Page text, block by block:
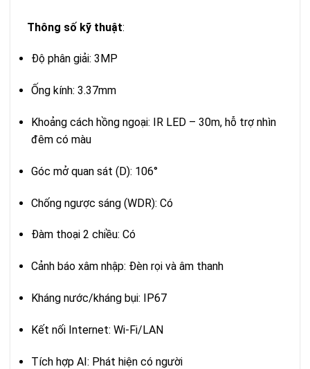
Thông số kỹ thuật:
Độ phân giải: 3MP
Ống kính: 3.37mm
Khoảng cách hồng ngoại: IR LED – 30m, hỗ trợ nhìn
đêm có màu
Góc mở quan sát (D): 106°
Chống ngược sáng (WDR): Có
Đàm thoại 2 chiều: Có
Cảnh báo xâm nhập: Đèn rọi và âm thanh
Kháng nước/kháng bụi: IP67
Kết nối Internet: Wi-Fi/LAN
Tích hợp AI: Phát hiện có người